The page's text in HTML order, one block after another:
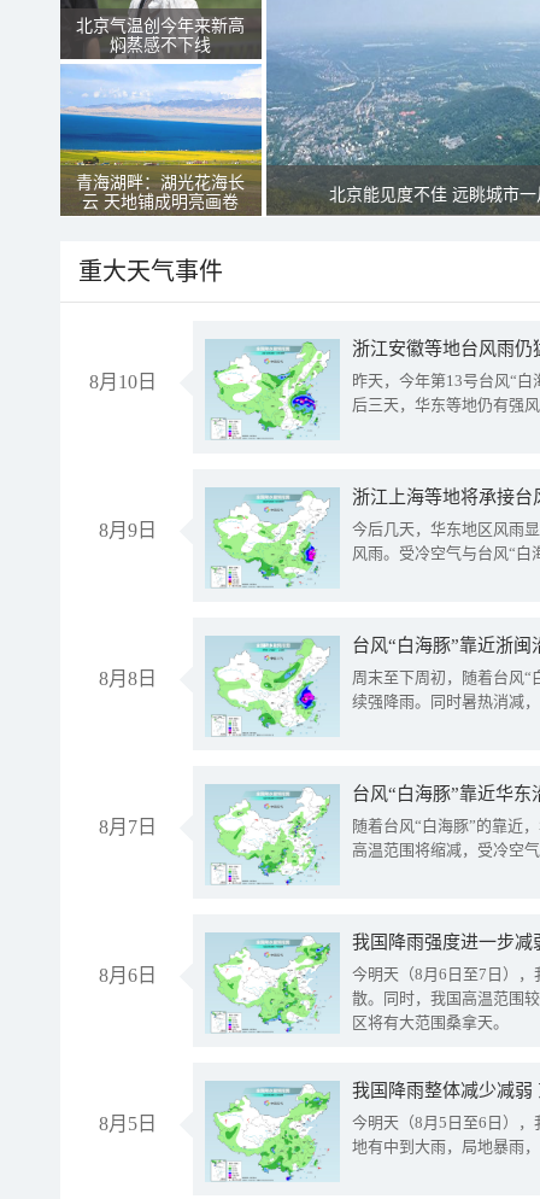
北京气温创今年来新高
焖蒸感不下线
青海湖畔：湖光花海长
云 天地铺成明亮画卷
北京能见度不佳 远眺城市
重大天气事件
8月10日
浙江安徽等地台风雨
昨天，今年第13号台风“
后三天，华东等地仍有强
8月9日
浙江上海等地将承接台
今后几天，华东地区风雨
风雨。受冷空气与台风“白
8月8日
台风“白海豚”靠近浙
周末至下周初，随着台风“
续强降雨。同时暑热消减
8月7日
台风“白海豚”靠近华
随着台风“白海豚”的靠近
高温范围将缩减，受冷空
8月6日
今明天（8月6日至7日）
散。同时，我国高温范围
区将有大范围桑拿天。
8月5日
我国降雨整体减少减弱
今明天（8月5日至6日）
地有中到大雨，局地暴雨